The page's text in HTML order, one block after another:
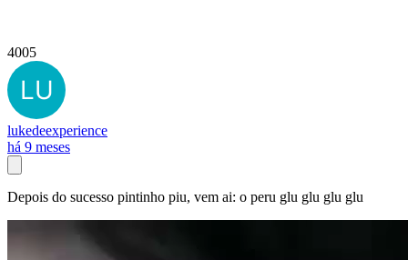
4005
lukedeexperience
há 9 meses
Depois do sucesso pintinho piu, vem ai: o peru glu glu glu glu